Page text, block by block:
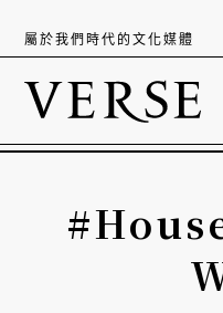
屬於我們時代的文化媒體